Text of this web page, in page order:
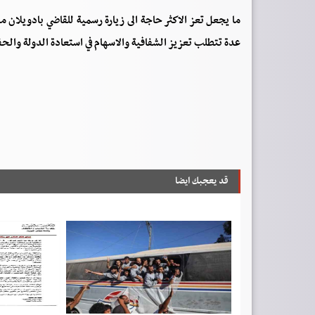
ما يجعل تعز الاكثر حاجة الى زيارة رسمية للقاضي
عدة تتطلب تعزيز الشفافية والاسهام في استعادة الدولة
قد يعجبك ايضا